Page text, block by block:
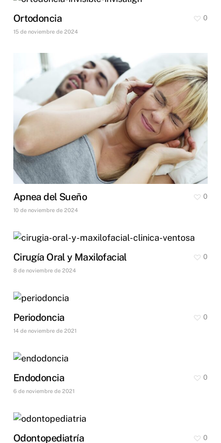
Ortodoncia
15 de noviembre de 2024
0
Apnea del Sueño
10 de noviembre de 2024
0
Cirugía Oral y Maxilofacial
8 de noviembre de 2024
0
Periodoncia
14 de noviembre de 2021
0
Endodoncia
6 de noviembre de 2021
0
Odontopediatría 0